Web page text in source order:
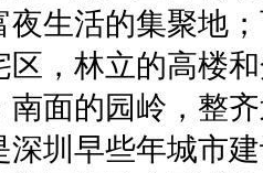
夜生活的集聚地
区，林立的高楼
南面的园岭，整
深圳早些年城市